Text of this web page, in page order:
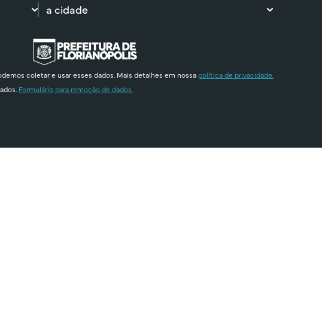
a cidade
coletar e usar esses dados. Mais detalhes em nossa política de privacidade.
Formulário para remoção de dados.